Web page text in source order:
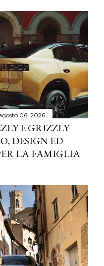
06, 2026
E GRIZZLY
DESIGN ED
LA FAMIGLIA